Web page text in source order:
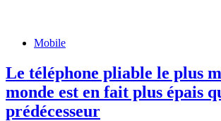
Mobile
Le téléphone pliable le plus
monde est en fait plus épais
prédécesseur